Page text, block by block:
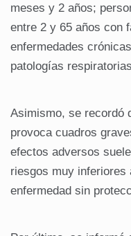
meses y 2 años;
entre 2 y 65 años con
enfermedades
patologías
Asimismo, se recordó
provoca cuadros
efectos adversos
riesgos muy inferiores
enfermedad sin